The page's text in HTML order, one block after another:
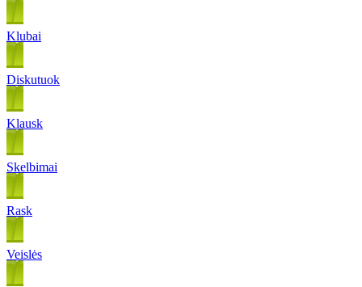
Klubai
Diskutuok
Klausk
Skelbimai
Rask
Veislės